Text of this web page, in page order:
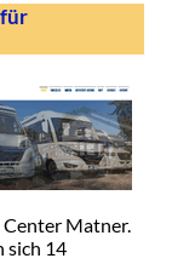
Center Matner.
sich 14